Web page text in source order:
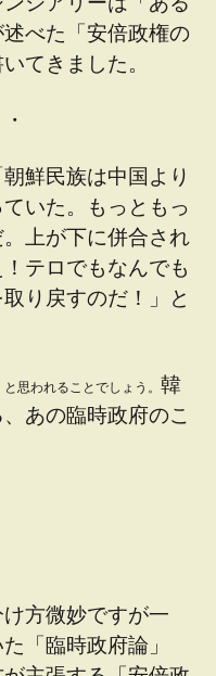
べた「安倍政権の
てきました。
鮮民族は中国より
いた。もっともっ
上が下に併合され
テロでもなんでも
り戻すのだ！」と
思われることでしょう。 韓
あの臨時政府のこ
方微妙ですが一
「臨時政府論」